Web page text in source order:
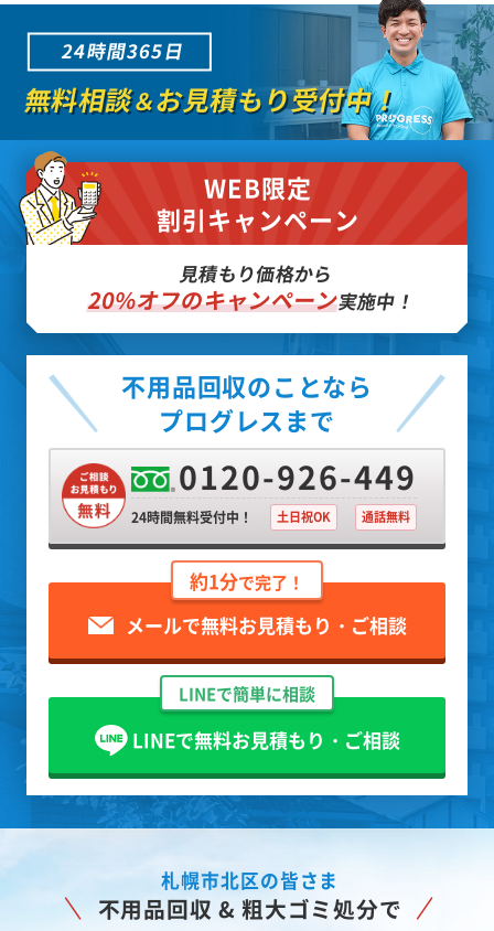
24時間365日
無料相談＆お見積もり受付中！
WEB限定
割引キャンペーン
見積もり価格から
20%オフのキャンペーン実施中！
不用品回収のことなら
プログレスまで
0120-926-449
24時間無料受付中！ 土日祝OK 通話無料
約1分で完了！
メールで無料お見積もり・ご相談
LINEで簡単に相談
LINEで無料お見積もり・ご相談
札幌市北区の皆さま
不用品回収 & 粗大ゴミ処分で